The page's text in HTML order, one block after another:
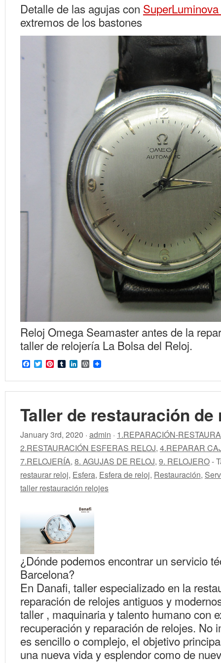
Detalle de las agujas con SuperLuminova
extremos de los bastones
Reloj Omega Seamaster antes de la
taller de relojería La Bolsa del Reloj.
Facebook
TwitterPinterest
TumblrLinkedInWordPress
Taller de restauración de
January 3rd, 2020 · admin · 1.REPARACIÓN-
2.RESTAURACIÓN ESFERAS RELOJ, 4.REPARAR
7.RELOJERÍA, 8. AGUJAS DE RELOJ, 9. RELOJERO-
restaurar reloj, Esfera, Esfera de reloj, Restauración,
taller restauración relojes
¿Dónde podemos encontrar un servicio
Barcelona?
En Danafi, taller especializado en la
reparación de relojes antiguos y
taller , maquinaria y talento humano con
recuperación y reparación de relojes. No
es sencillo o complejo, el objetivo
una nueva vida y esplendor como de